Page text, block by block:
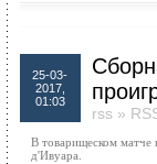
25-03-
2017,
01:03
rss »
В товарищеском матче
д'Ивуара.